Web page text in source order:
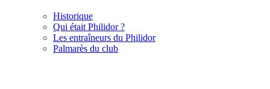
Historique
Qui était Philidor ?
Les entraîneurs du Philidor
Palmarès du club